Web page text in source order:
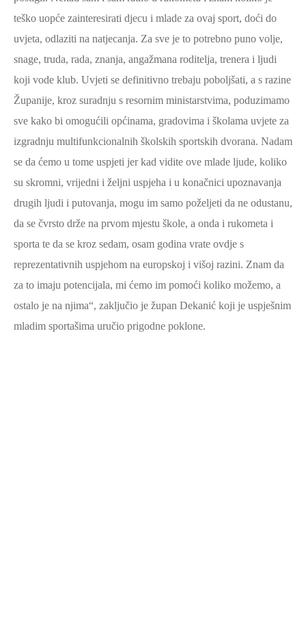
teško uopće zainteresirati djecu i mlade za ovaj sport, doći do
uvjeta, odlaziti na natjecanja. Za sve je to potrebno puno volje,
snage, truda, rada, znanja, angažmana roditelja, trenera i ljudi
koji vode klub. Uvjeti se definitivno trebaju poboljšati, a s razine
Županije, kroz suradnju s resornim ministarstvima, poduzimamo
sve kako bi omogućili općinama, gradovima i školama uvjete za
izgradnju multifunkcionalnih školskih sportskih dvorana. Nadam
se da ćemo u tome uspjeti jer kad vidite ove mlade ljude, koliko
su skromni, vrijedni i željni uspjeha i u konačnici upoznavanja
drugih ljudi i putovanja, mogu im samo poželjeti da ne odustanu,
da se čvrsto drže na prvom mjestu škole, a onda i rukometa i
sporta te da se kroz sedam, osam godina vrate ovdje s
reprezentativnih uspjehom na europskoj i višoj razini. Znam da
za to imaju potencijala, mi ćemo im pomoći koliko možemo, a
ostalo je na njima“, zaključio je župan Dekanić koji je uspješnim
mladim sportašima uručio prigodne poklone.